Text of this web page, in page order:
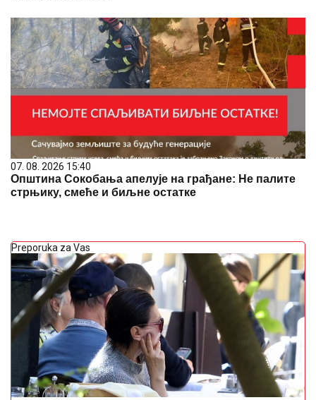
07. 08. 2026 15:40
Општина Сокобања апелује на грађане: Не палите
стрњику, смеће и биљне остатке
Preporuka za Vas